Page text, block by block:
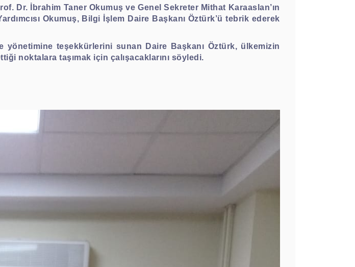
Dr. İbrahim Taner Okumuş ve Genel Sekreter Mithat Karaaslan’ın
Okumuş, Bilgi İşlem Daire Başkanı Öztürk’ü tebrik ederek
teşekkürlerini sunan Daire Başkanı Öztürk, ülkemizin
noktalara taşımak için çalışacaklarını söyledi.